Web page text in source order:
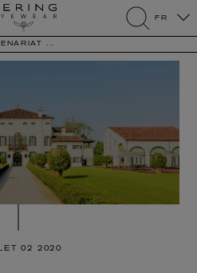
search
FR
...
02 2020